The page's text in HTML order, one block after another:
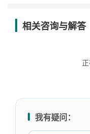
相关咨询与解答
我有疑问：